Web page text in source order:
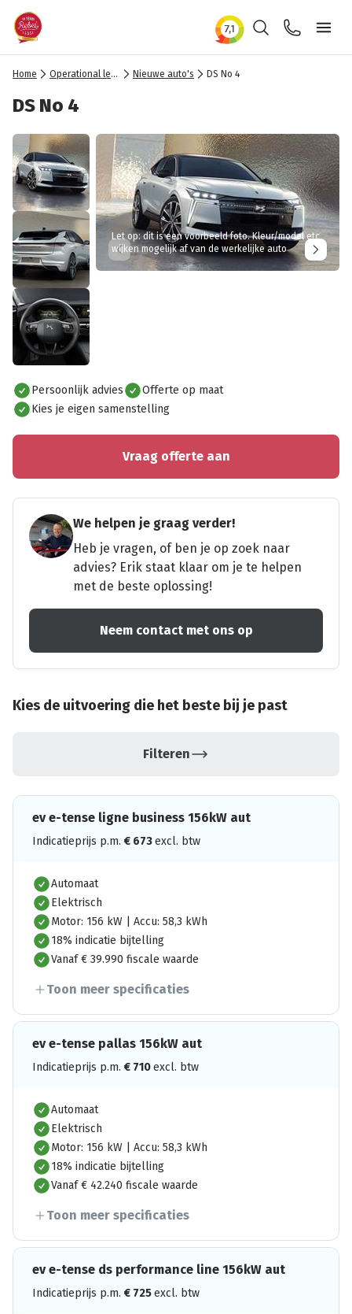
ZoekenContact
Home Operational lease Nieuwe auto's DS No 4
DS No 4
Alles bekijken
Let op: dit is een voorbeeld foto. Kleur/model etc
wijken mogelijk af van de werkelijke auto
Persoonlijk advies
Offerte op maat
Kies je eigen samenstelling
Vraag offerte aan
We helpen je graag verder!
Heb je vragen, of ben je op zoek naar
advies? Erik staat klaar om je te helpen
met de beste oplossing!
Neem contact met ons op
Kies de uitvoering die het beste bij je past
Filteren
ev e-tense ligne business 156kW aut
Indicatieprijs p.m. € 673excl. btw
Automaat
Elektrisch
Motor: 156 kW | Accu: 58,3 kWh
18% indicatie bijtelling
Vanaf € 39.990 fiscale waarde
Toon meer specificaties
ev e-tense pallas 156kW aut
Indicatieprijs p.m. € 710excl. btw
Automaat
Elektrisch
Motor: 156 kW | Accu: 58,3 kWh
18% indicatie bijtelling
Vanaf € 42.240 fiscale waarde
Toon meer specificaties
ev e-tense ds performance line 156kW aut
Indicatieprijs p.m. € 725excl. btw